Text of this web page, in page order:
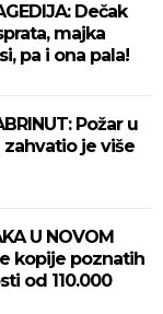
Dečak
majka
pa i ona pala!
Požar u
je više
U NOVOM
kopije poznatih
od 110.000